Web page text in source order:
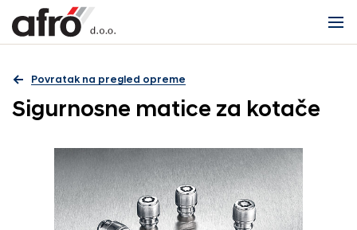
Povratak na pregled opreme
Sigurnosne matice za kotače